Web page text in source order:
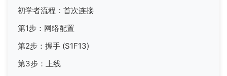
初学者流程：首次连接
第1步：网络配置
第2步：握手 (S1F13)
第3步：上线